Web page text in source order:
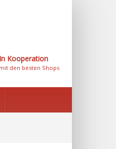
In Kooperation
mit den besten Shops